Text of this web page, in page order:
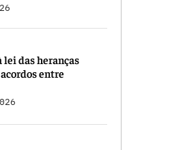
lei das heranças
entre